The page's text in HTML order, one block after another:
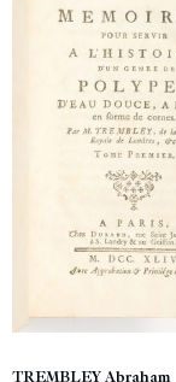
TREMBLEY Abraham